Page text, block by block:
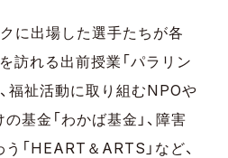
に出場した選手たちが各
訪れる出前授業「パラリン
福祉活動に取り組むNPOや
基金「わかば基金」、障害
「HEART＆ARTS」など、